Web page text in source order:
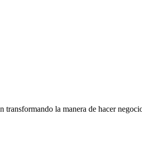
la manera de hacer